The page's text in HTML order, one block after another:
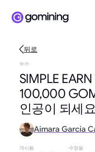
뒤로
뉴스
SIMPLE
100,000
인공이 되세요
Aimara García
게시됨 수정됨